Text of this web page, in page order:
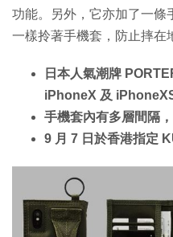
功能。另外，它亦加了一條
一樣拎著手機套，防止摔在
日本人氣潮牌
iPhoneX 及
手機套內有多層間隔
9 月 7 日於香港指定